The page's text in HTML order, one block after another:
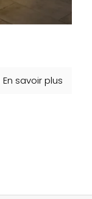
En savoir plus